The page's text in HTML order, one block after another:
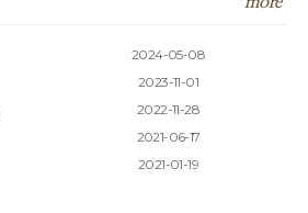
2024-05-08
2023-11-01
2022-11-28
2021-06-17
2021-01-19